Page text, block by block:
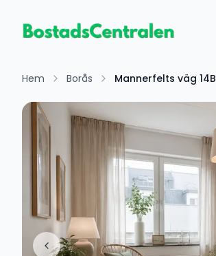
Hem Borås Mannerfelts väg 14B